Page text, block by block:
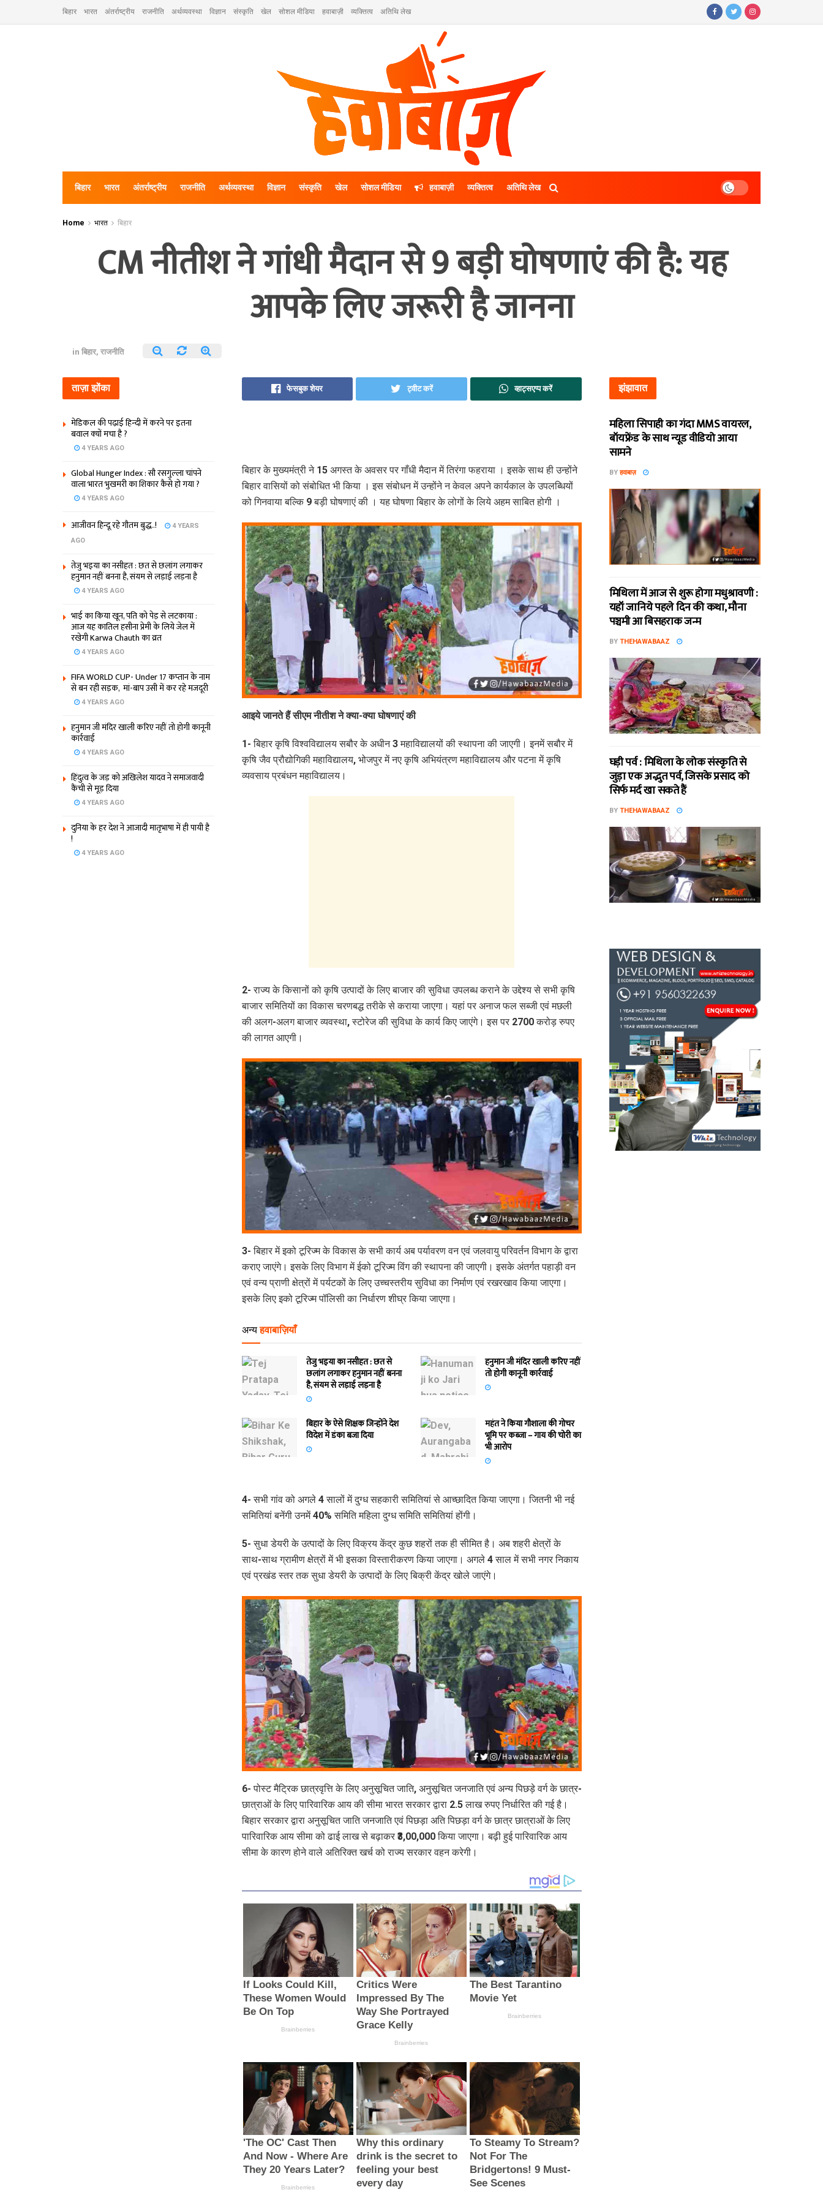
बिहार भारत अंतर्राष्ट्रीय राजनीति अर्थव्यवस्था विज्ञान संस्कृति खेल सोशल मीडिया हवाबाज़ी व्यक्तित्व अतिथि लेख
बिहार भारत अंतर्राष्ट्रीय राजनीति अर्थव्यवस्था विज्ञान संस्कृति खेल सोशल मीडिया हवाबाज़ी व्यक्तित्व अतिथि लेख
Home भारत बिहार
CM नीतीश ने गांधी मैदान से 9 बड़ी घोषणाएं की है: यह
आपके लिए जरूरी है जानना
in बिहार, राजनीति
फेसबुक शेयर ट्वीट करें व्हाट्सएप्प करें
बिहार के मुख्‍यमंत्री ने 15 अगस्‍त के अवसर पर गाँधी मैदान में तिरंगा फहराया । इसके साथ ही उन्‍होंने
बिहार वासियों को संबोधि‍त भी किया । इस संबोधन में उन्‍होंने न केवल अपने कार्यकाल के उपलब्‍धि‍यों
को गिनवाया बल्‍कि‍ 9 बड़ी घोषणाएं की । यह घोषणा बिहार के लोगों के लिये अहम साबित होगी ।
आइये जानते हैं सीएम नीतीश ने क्‍या-क्‍या घोषणाएं की
1- बिहार कृषि विश्वविद्यालय सबौर के अधीन 3 महाविद्यालयों की स्थापना की जाएगी। इनमें सबौर में
कृषि जैव प्रौद्योगिकी महाविद्यालय, भोजपुर में नए कृषि अभियंत्रण महाविद्यालय और पटना में कृषि
व्यवसाय प्रबंधन महाविद्यालय।
2- राज्य के किसानों को कृषि उत्पादों के लिए बाजार की सुविधा उपलब्ध कराने के उद्देश्य से सभी कृषि
बाजार समितियों का विकास चरणबद्ध तरीके से कराया जाएगा। यहां पर अनाज फल सब्जी एवं मछली
की अलग-अलग बाजार व्यवस्था, स्टोरेज की सुविधा के कार्य किए जाएंगे। इस पर 2700 करोड़ रुपए
की लागत आएगी।
3- बिहार में इको टूरिज्म के विकास के सभी कार्य अब पर्यावरण वन एवं जलवायु परिवर्तन विभाग के द्वारा
कराए जाएंगे। इसके लिए विभाग में ईको टूरिज्म विंग की स्थापना की जाएगी। इसके अंतर्गत पहाड़ी वन
एवं वन्य प्राणी क्षेत्रों में पर्यटकों के लिए उच्चस्तरीय सुविधा का निर्माण एवं रखरखाव किया जाएगा।
इसके लिए इको टूरिज्म पॉलिसी का निर्धारण शीघ्र किया जाएगा।
अन्य हवाबाज़ियाँ
तेजु भइया का नसीहत : छत से
छलांग लगाकर हनुमान नहीं बनना
है, संयम से लड़ाई लड़ना है
हनुमान जी मंदिर खाली करिए नहीं
तो होगी कानूनी कार्रवाई
बिहार के ऐसे शिक्षक जिन्होंने देश
विदेश में डंका बजा दिया
महंत ने किया गौशाला की गोचर
भूमि पर कब्जा – गाय की चोरी का
भी आरोप
4- सभी गांव को अगले 4 सालों में दुग्ध सहकारी समितियां से आच्छादित किया जाएगा। जितनी भी नई
समितियां बनेंगी उनमें 40% समिति महिला दुग्ध समिति समितियां होंगी।
5- सुधा डेयरी के उत्पादों के लिए विक्रय केंद्र कुछ शहरों तक ही सीमित है। अब शहरी क्षेत्रों के
साथ-साथ ग्रामीण क्षेत्रों में भी इसका विस्तारीकरण किया जाएगा। अगले 4 साल में सभी नगर निकाय
एवं प्रखंड स्तर तक सुधा डेयरी के उत्पादों के लिए बिक्री केंद्र खोले जाएंगे।
6- पोस्ट मैट्रिक छात्रवृत्ति के लिए अनुसूचित जाति, अनुसूचित जनजाति एवं अन्य पिछड़े वर्ग के छात्र-
छात्राओं के लिए पारिवारिक आय की सीमा भारत सरकार द्वारा 2.5 लाख रुपए निर्धारित की गई है।
बिहार सरकार द्वारा अनुसूचित जाति जनजाति एवं पिछड़ा अति पिछड़ा वर्ग के छात्र छात्राओं के लिए
पारिवारिक आय सीमा को ढाई लाख से बढ़ाकर ₹3,00,000 किया जाएगा। बढ़ी हुई पारिवारिक आय
सीमा के कारण होने वाले अतिरिक्त खर्च को राज्य सरकार वहन करेगी।
ताज़ा झोंका
मेडिकल की पढ़ाई हिन्‍दी में करने पर इतना
बवाल क्‍यों मचा है ?
4 YEARS AGO
Global Hunger Index : सौ रसगुल्‍ला चांपने
वाला भारत भुखमरी का शिकार कैसे हो गया ?
4 YEARS AGO
आजीवन हिन्दू रहे गौतम बुद्ध..!
4 YEARS
AGO
तेजु भइया का नसीहत : छत से छलांग लगाकर
हनुमान नहीं बनना है, संयम से लड़ाई लड़ना है
4 YEARS AGO
भाई का किया खून, पति को पेड़ से लटकाया :
आज यह कातिल हसीना प्रेमी के लिये जेल में
रखेगी Karwa Chauth का व्रत
4 YEARS AGO
FIFA WORLD CUP- Under 17 कप्‍तान के नाम
से बन रही सड़क, मां-बाप उसी में कर रहे मजदूरी
4 YEARS AGO
हनुमान जी मंदिर खाली करिए नहीं तो होगी कानूनी
कार्रवाई
4 YEARS AGO
हिंदुत्व के जड़ को अखिलेश यादव ने समाजवादी
कैंची से मूड़ दिया
4 YEARS AGO
दुनिया के हर देश ने आजादी मातृभाषा में ही पायी है
!
4 YEARS AGO
झंझावात
महिला सिपाही का गंदा MMS वायरल,
बॉयफ्रेंड के साथ न्यूड वीडियो आया
सामने
BY हवाबाज़
मिथि‍ला में आज से शुरू होगा मधुश्रावणी :
यहॉं जानिये पहले दिन की कथा, मौना
पञ्चमी आ बिसहराक जन्म
BY THEHAWABAAZ
घड़ी पर्व : मिथि‍ला के लोक संस्कृति से
जुड़ा एक अद्भुत पर्व, जिसके प्रसाद को
सिर्फ मर्द खा सकते हैं
BY THEHAWABAAZ